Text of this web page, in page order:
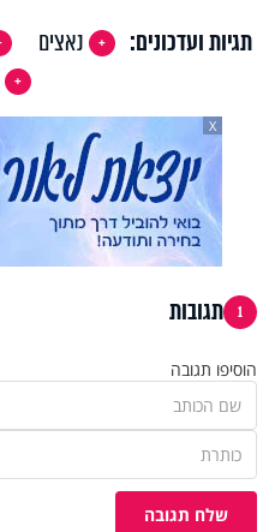
תגיות ועדכונים: נאצים
X
1 תגובות
הוסיפו תגובה
שלח תגובה